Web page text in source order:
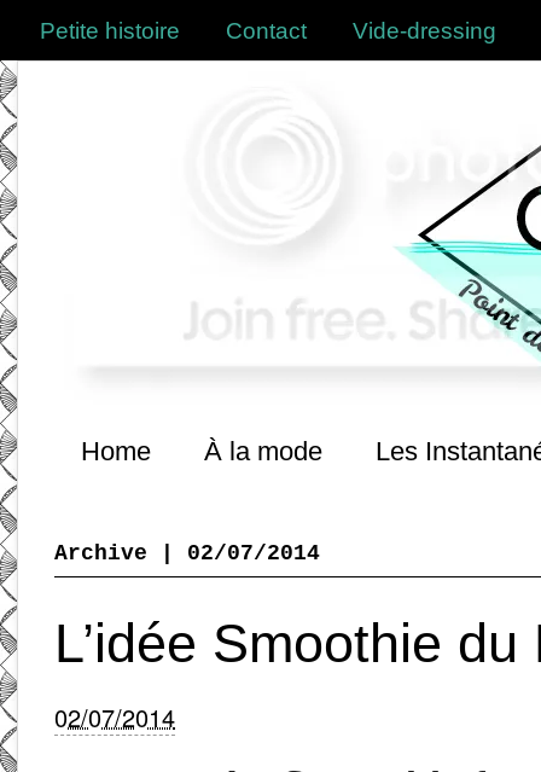
Petite histoire Contact Vide-dressing
Home À la mode Les
Archive | 02/07/2014
L’idée Smoothie
02/07/2014